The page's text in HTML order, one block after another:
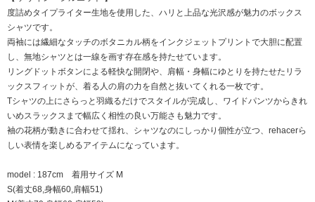
度詰めタイプライター生地を使用した、ハリと上品な光沢感が魅力のボックス
シャツです。
両袖には繊細なタッチのボタニカル柄をインクジェットプリントで大胆に配置
し、無地シャツとは一線を画す存在感を持たせています。
リングドットボタンによる軽快な開閉や、肩幅・身幅にゆとりを持たせたリラ
ックスフィットが、着る人の肩の力を自然と抜いてくれる一枚です。
Tシャツの上にさらっと羽織るだけでスタイルが完成し、ワイドパンツからきれ
いめスラックスまで幅広く相性の良い万能さも魅力です。
袖の花柄が動きに合わせて揺れ、シャツなのにしっかり個性が立つ、rehacerら
しい表情を楽しめるアイテムになっています。
model : 187cm 着用サイズ M
S(着丈68,身幅60,肩幅51)